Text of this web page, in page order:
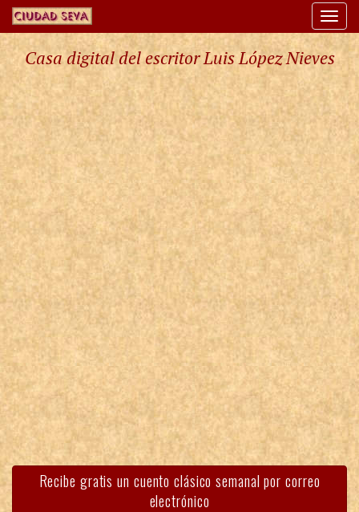
Casa digital del escritor Luis López Nieves
Recibe gratis un cuento clásico semanal por correo
electrónico